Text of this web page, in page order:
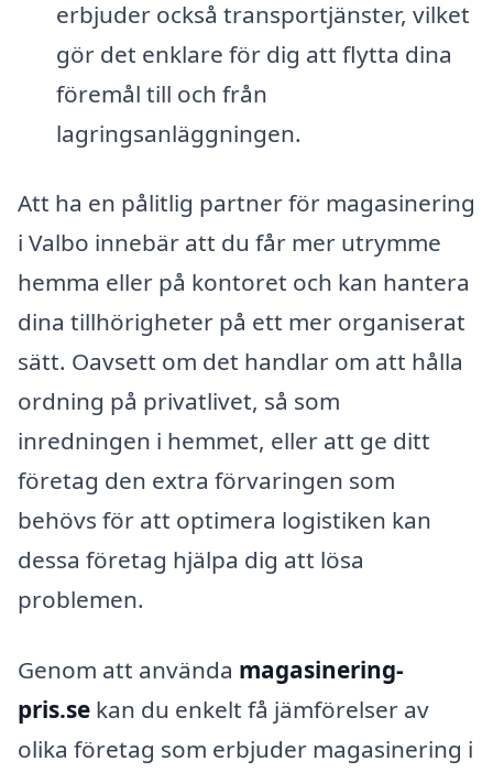
erbjuder också transportjänster, vilket
gör det enklare för dig att flytta dina
föremål till och från
lagringsanläggningen.
Att ha en pålitlig partner för magasinering
i Valbo innebär att du får mer utrymme
hemma eller på kontoret och kan hantera
dina tillhörigheter på ett mer organiserat
sätt. Oavsett om det handlar om att hålla
ordning på privatlivet, så som
inredningen i hemmet, eller att ge ditt
företag den extra förvaringen som
behövs för att optimera logistiken kan
dessa företag hjälpa dig att lösa
problemen.
Genom att använda magasinering-
pris.se kan du enkelt få jämförelser av
olika företag som erbjuder magasinering i